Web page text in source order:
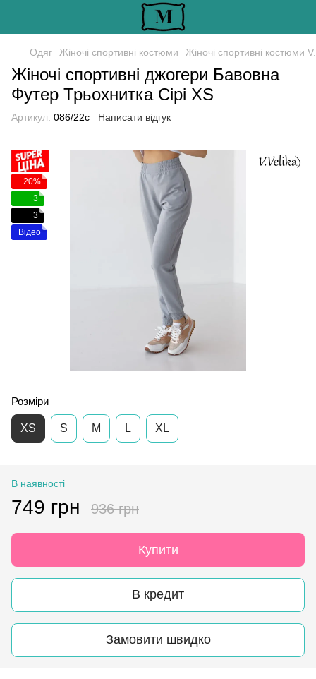
Одяг Жіночі спортивні костюми Жіночі спортивні костюми
Жіночі спортивні джогери Бавовна
Футер Трьохнитка Сірі XS
Артикул: 086/22с Написати відгук
−20%
3
3
Відео
Розміри
XS S M L XL
В наявності
749 грн 936 грн
Купити
В кредит
Замовити швидко